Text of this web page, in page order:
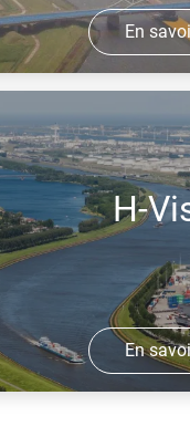
En
utilisé pour
le Rhin par de
H-
En